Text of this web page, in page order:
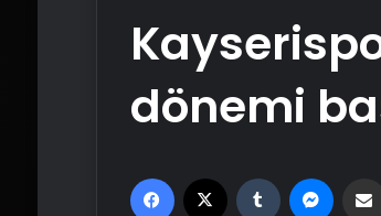
dönemi
Facebook Tumblr